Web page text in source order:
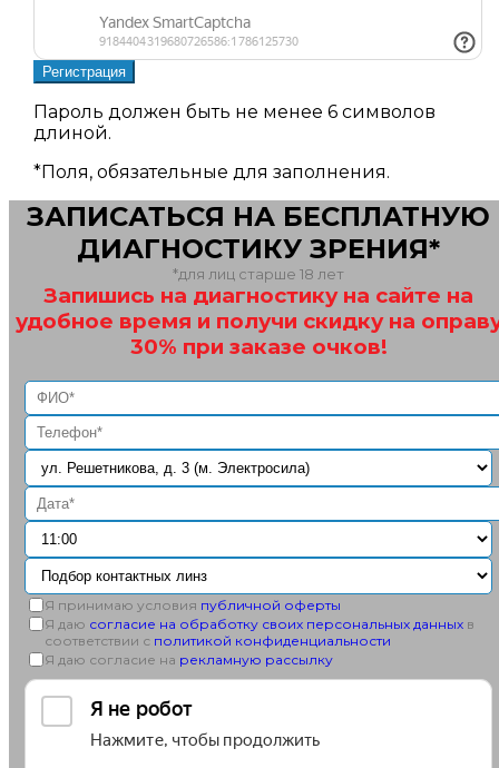
Пароль должен быть не менее 6 символов
длиной.
*Поля, обязательные для заполнения.
ЗАПИСАТЬСЯ НА БЕСПЛАТНУЮ
ДИАГНОСТИКУ ЗРЕНИЯ*
*для лиц старше 18 лет
Запишись на диагностику на сайте на
удобное время и получи скидку на
30% при заказе очков!
Я принимаю условия публичной оферты
Я даю согласие на обработку своих персональных данных в
соответствии с политикой конфиденциальности
Я даю согласие на рекламную рассылку